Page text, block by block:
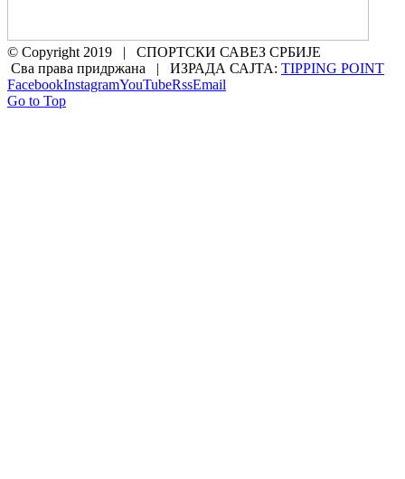
© Copyright 2019 | СПОРТСКИ САВЕЗ СРБИЈЕ
Сва права придржана | ИЗРАДА САЈТА: TIPPING POINT
FacebookInstagramYouTubeRssEmail
Go to Top